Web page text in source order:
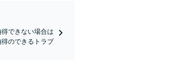
できない場合は
のできるトラブ